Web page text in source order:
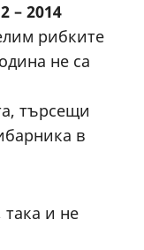
– 2014
рибките
не са
търсещи
в
така и не